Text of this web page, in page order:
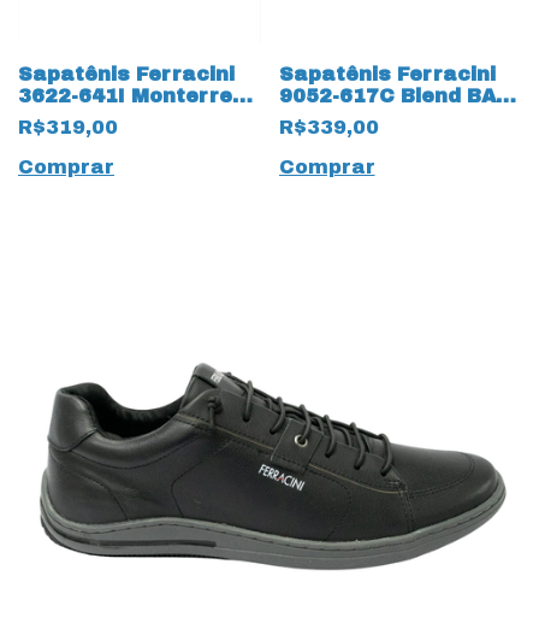
Sapatênis Ferracini
3622-641I Monterrey
em Couro Natural
com Cadarço Fake
15248 Caramelo
R$319,00
Comprar
Sapatênis Ferracini
9052-617C Blend BA
em couro natural
15203 Chocolate
R$339,00
Comprar